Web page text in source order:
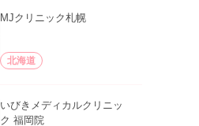
MJクリニック札幌
北海道
いびきメディカルクリニッ
ク 福岡院